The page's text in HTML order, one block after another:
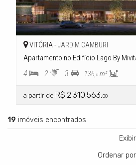
VITÓRIA -JARDIM CAMBURI
Apartamento no Edifício Lago By
4 2 3 136,0 m²
a partir de R$ 2.310.563,00
19 imóveis encontrados
Exibir
Ordenar por